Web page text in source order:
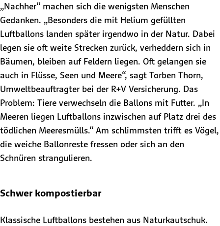
„Nachher“ machen sich die wenigsten Menschen
Gedanken. „Besonders die mit Helium gefüllten
Luftballons landen später irgendwo in der Natur. Dabei
legen sie oft weite Strecken zurück, verheddern sich in
Bäumen, bleiben auf Feldern liegen. Oft gelangen sie
auch in Flüsse, Seen und Meere“, sagt Torben Thorn,
Umweltbeauftragter bei der R+V Versicherung. Das
Problem: Tiere verwechseln die Ballons mit Futter. „In
Meeren liegen Luftballons inzwischen auf Platz drei des
tödlichen Meeresmülls.“ Am schlimmsten trifft es Vögel,
die weiche Ballonreste fressen oder sich an den
Schnüren strangulieren.
Schwer kompostierbar
Klassische Luftballons bestehen aus Naturkautschuk.